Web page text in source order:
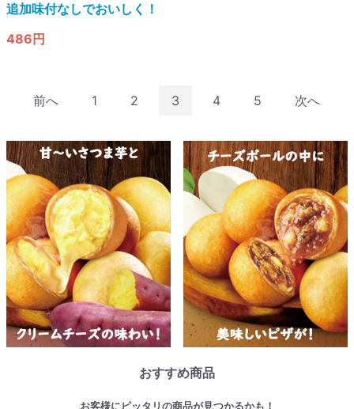
追加味付なしでおいしく！​
486円
前へ 1 2 3 4 5 次へ
おすすめ商品
お客様にピッタリの商品が見つかるかも！